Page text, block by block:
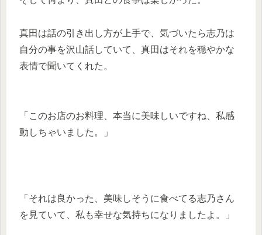
真田は話の引き出し方が上手で、気づいたら志乃は
自分の事を沢山話していて、真田はそれを穏やかな
表情で聞いてくれた。
「このお店のお料理、本当に美味しいですね、私感
動しちゃいました。」
「それは良かった、美味しそうに食べてる志乃さん
を見ていて、私も幸せな気持ちになりましたよ。」